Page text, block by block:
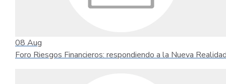
08 Aug
Foro Riesgos Financieros: respondiendo a la Nueva